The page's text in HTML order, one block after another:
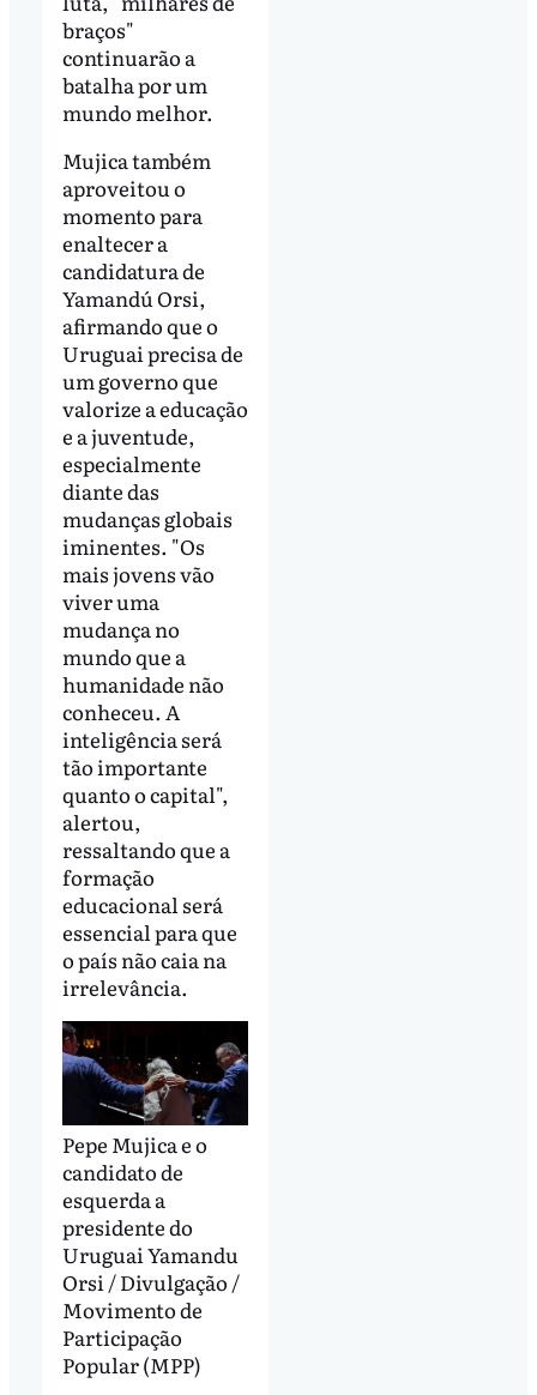
braços"
continuarão a
batalha por um
mundo melhor.
Mujica também
aproveitou o
momento para
enaltecer a
candidatura de
Yamandú Orsi,
afirmando que o
Uruguai precisa de
um governo que
valorize a educação
e a juventude,
especialmente
diante das
mudanças globais
iminentes. "Os
mais jovens vão
viver uma
mudança no
mundo que a
humanidade não
conheceu. A
inteligência será
tão importante
quanto o capital",
alertou,
ressaltando que a
formação
educacional será
essencial para que
o país não caia na
irrelevância.
Pepe Mujica e o
candidato de
esquerda a
presidente do
Uruguai Yamandu
Orsi / Divulgação /
Movimento de
Participação
Popular (MPP)